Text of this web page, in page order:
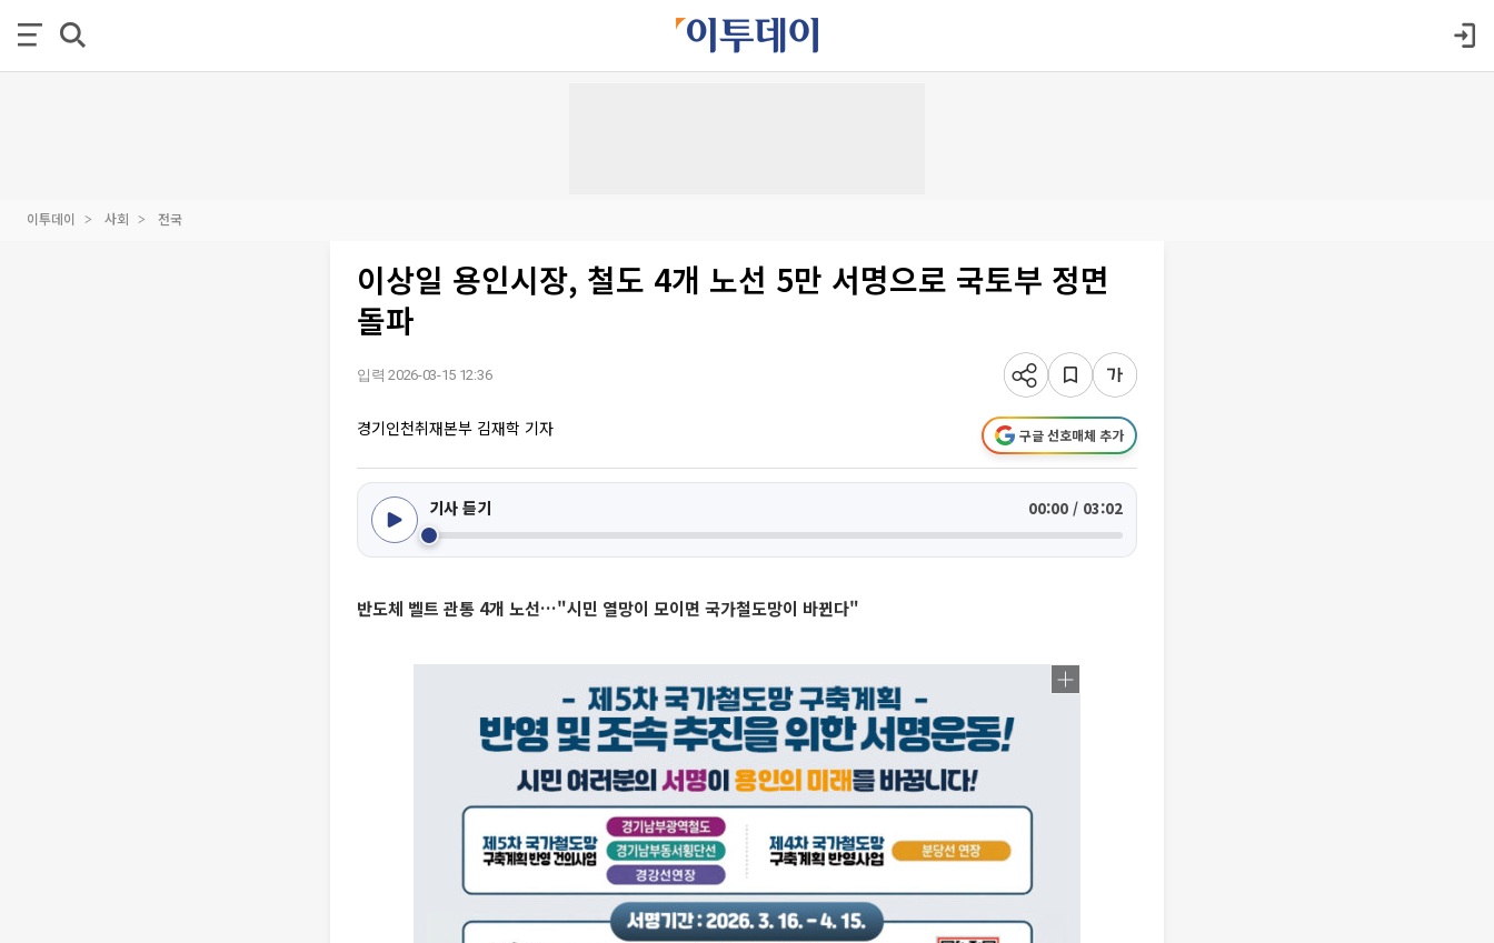
이투데이 사회 전국
이상일 용인시장, 철도 4개 노선 5만 서명으로 국토부 정면
돌파
입력 2026-03-15 12:36
경기인천취재본부 김재학 기자 구글 선호매체 추가
기사 듣기 00:00 / 03:02
반도체 벨트 관통 4개 노선…"시민 열망이 모이면 국가철도망이 바뀐다"